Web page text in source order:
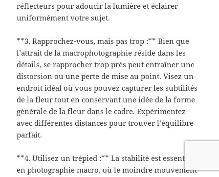
réflecteurs pour adoucir la lumière et éclairer
uniformément votre sujet.
**3. Rapprochez-vous, mais pas trop :** Bien que
l’attrait de la macrophotographie réside dans les
détails, se rapprocher trop près peut entraîner une
distorsion ou une perte de mise au point. Visez un
endroit idéal où vous pouvez capturer les subtilités
de la fleur tout en conservant une idée de la forme
générale de la fleur dans le cadre. Expérimentez
avec différentes distances pour trouver l’équilibre
parfait.
**4. Utilisez un trépied :** La stabilité est essentielle
en photographie macro, où le moindre mouvement